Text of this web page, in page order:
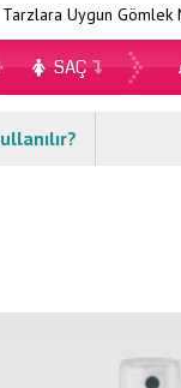
Gömlek Modelleri
SAÇ